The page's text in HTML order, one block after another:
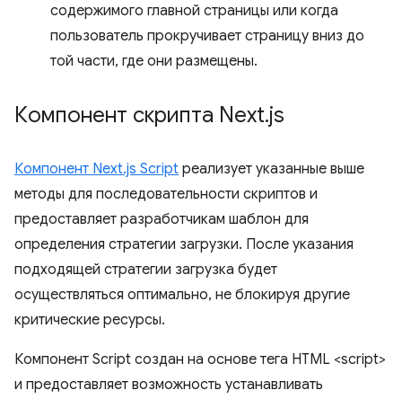
содержимого главной страницы или когда
пользователь прокручивает страницу вниз до
той части, где они размещены.
Компонент скрипта Next.js
Компонент Next.js Script реализует указанные выше
методы для последовательности скриптов и
предоставляет разработчикам шаблон для
определения стратегии загрузки. После указания
подходящей стратегии загрузка будет
осуществляться оптимально, не блокируя другие
критические ресурсы.
Компонент Script создан на основе тега HTML <script>
и предоставляет возможность устанавливать